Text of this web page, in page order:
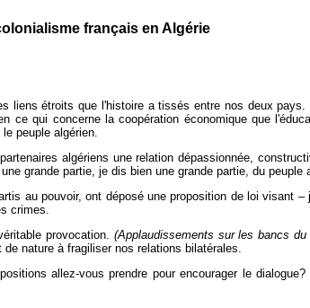
français en Algérie
liens étroits que l'histoire a tissés entre nos deux
qui concerne la coopération économique que
peuple algérien.
algériens une relation dépassionnée,
grande partie, je dis bien une grande partie, du peuple
au pouvoir, ont déposé une proposition de loi visant
crimes.
provocation. (Applaudissements sur les bancs
nature à fragiliser nos relations bilatérales.
allez-vous prendre pour encourager le dialogue?